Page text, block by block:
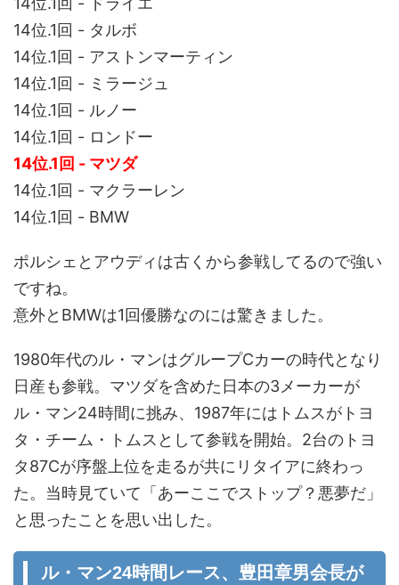
14位.1回 - タルボ
14位.1回 - アストンマーティン
14位.1回 - ミラージュ
14位.1回 - ルノー
14位.1回 - ロンドー
14位.1回 - マツダ
14位.1回 - マクラーレン
14位.1回 - BMW
ポルシェとアウディは古くから参戦してるので強い
ですね。
意外とBMWは1回優勝なのには驚きました。
1980年代のル・マンはグループCカーの時代となり
日産も参戦。マツダを含めた日本の3メーカーが
ル・マン24時間に挑み、1987年にはトムスがトヨ
タ・チーム・トムスとして参戦を開始。2台のトヨ
タ87Cが序盤上位を走るが共にリタイアに終わっ
た。当時見ていて「あーここでストップ？悪夢だ」
と思ったことを思い出した。
ル・マン24時間レース、豊田章男会長が